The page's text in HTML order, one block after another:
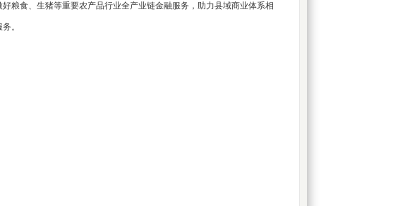
粮食、生猪等重要农产品行业全产业链金融服务，助力县域商业体系相
。